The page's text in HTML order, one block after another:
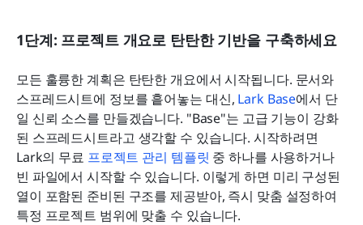
1단계: 프로젝트 개요로 탄탄한 기반을 구축하세요
모든 훌륭한 계획은 탄탄한 개요에서 시작됩니다. 문서와
스프레드시트에 정보를 흩어놓는 대신, Lark Base에서 단
일 신뢰 소스를 만들겠습니다. "Base"는 고급 기능이 강화
된 스프레드시트라고 생각할 수 있습니다. 시작하려면
Lark의 무료 프로젝트 관리 템플릿 중 하나를 사용하거나
빈 파일에서 시작할 수 있습니다. 이렇게 하면 미리 구성된
열이 포함된 준비된 구조를 제공받아, 즉시 맞춤 설정하여
특정 프로젝트 범위에 맞출 수 있습니다.